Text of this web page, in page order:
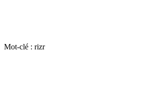
Mot-clé : rizr